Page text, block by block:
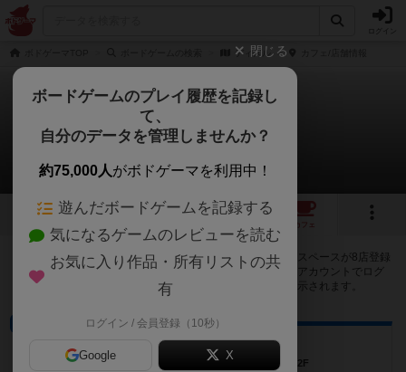
ディズル
ディズル
8店のカフェ/スペースが提供中
3 1
カフェ
ディズルで遊ぶことができるボードゲームカフェ・プレイスペースが8店登録
されています。公開プロフィールの都道府県が設定されたアカウントでログ
インすると、同じ都道府県内の店舗に絞り込むボタンが表示されます。
ボードゲームカフェ
hello coffee stand
滋賀県大津市大萱一丁目18-7グロワール赤羽2F
閉じる
ボードゲームのプレイ履歴を記録し
て、
自分のデータを管理しませんか？
約75,000人がボドゲーマを利用中！
遊んだボードゲームを記録する
気になるゲームのレビューを読む
お気に入り作品・所有リストの共
有
ログイン / 会員登録（10秒）
Google X